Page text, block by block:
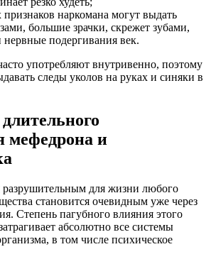
наркомана могут выдать
большие зрачки, скрежет зубами,
нервные подергивания век.
употребляют внутривенно, поэтому
следы уколов на руках и синяки в
мефедрона и
разрушительным для жизни любого
становится очевидным уже через
Степень пагубного влияния этого
абсолютно все системы
в том числе психическое